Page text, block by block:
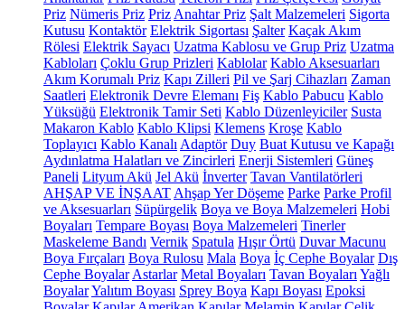
Priz Nümeris Priz Priz Anahtar Priz Şalt Malzemeleri Sigorta
Kutusu Kontaktör Elektrik Sigortası Şalter Kaçak Akım
Rölesi Elektrik Sayacı Uzatma Kablosu ve Grup Priz Uzatma
Kabloları Çoklu Grup Prizleri Kablolar Kablo Aksesuarları
Akım Korumalı Priz Kapı Zilleri Pil ve Şarj Cihazları Zaman
Saatleri Elektronik Devre Elemanı Fiş Kablo Pabucu Kablo
Yüksüğü Elektronik Tamir Seti Kablo Düzenleyiciler Susta
Makaron Kablo Kablo Klipsi Klemens Kroşe Kablo
Toplayıcı Kablo Kanalı Adaptör Duy Buat Kutusu ve Kapağı
Aydınlatma Halatları ve Zincirleri Enerji Sistemleri Güneş
Paneli Lityum Akü Jel Akü İnverter Tavan Vantilatörleri
AHŞAP VE İNŞAAT Ahşap Yer Döşeme Parke Parke Profil
ve Aksesuarları Süpürgelik Boya ve Boya Malzemeleri Hobi
Boyaları Tempare Boyası Boya Malzemeleri Tinerler
Maskeleme Bandı Vernik Spatula Hışır Örtü Duvar Macunu
Boya Fırçaları Boya Rulosu Mala Boya İç Cephe Boyalar Dış
Cephe Boyalar Astarlar Metal Boyaları Tavan Boyaları Yağlı
BoyalarYalıtım Boyası Sprey Boya Kapı Boyası Epoksi